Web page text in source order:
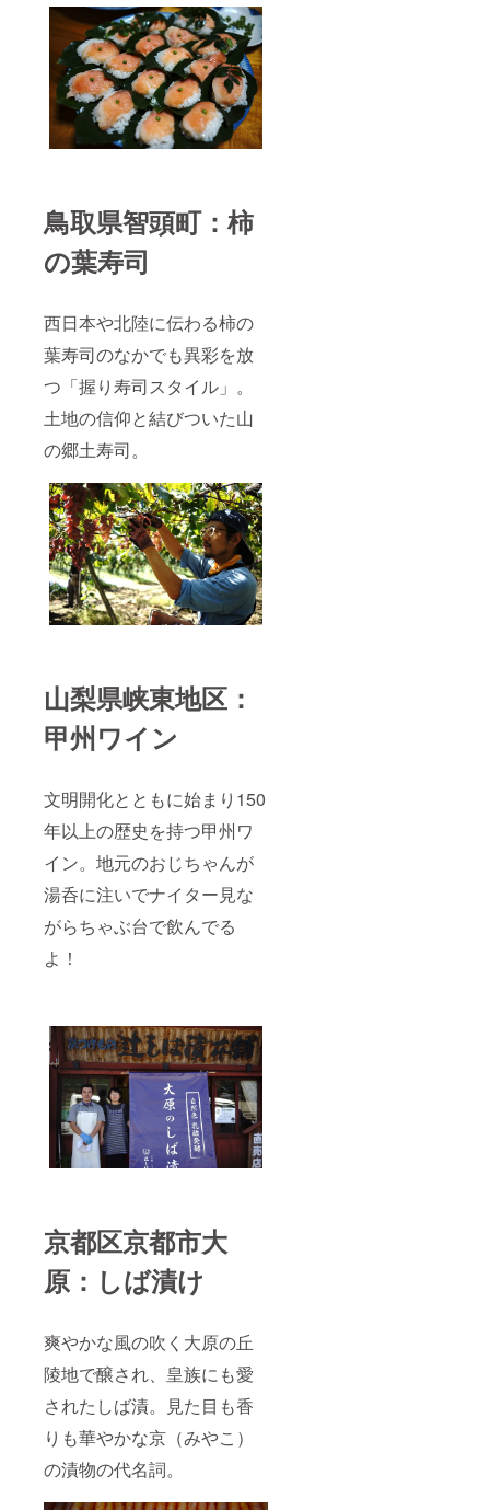
鳥取県智頭町：柿
の葉寿司
西日本や北陸に伝わる柿の
葉寿司のなかでも異彩を放
つ「握り寿司スタイル」。
土地の信仰と結びついた山
の郷土寿司。
山梨県峡東地区：
甲州ワイン
文明開化とともに始まり150
年以上の歴史を持つ甲州ワ
イン。地元のおじちゃんが
湯呑に注いでナイター見な
がらちゃぶ台で飲んでる
よ！
京都区京都市大
原：しば漬け
爽やかな風の吹く大原の丘
陵地で醸され、皇族にも愛
されたしば漬。見た目も香
りも華やかな京（みやこ）
の漬物の代名詞。